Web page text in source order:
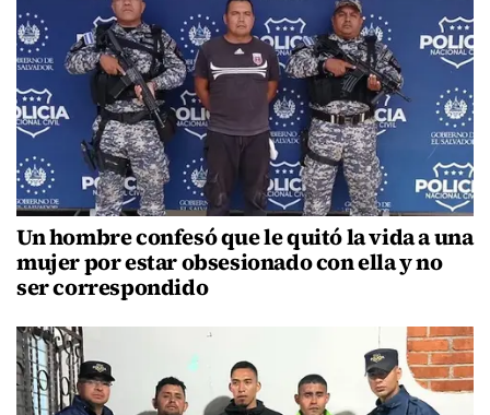
Un hombre confesó que le quitó la vida a una
mujer por estar obsesionado con ella y no
ser correspondido